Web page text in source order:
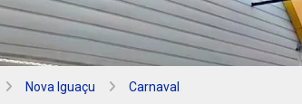
Nova Iguaçu Carnaval